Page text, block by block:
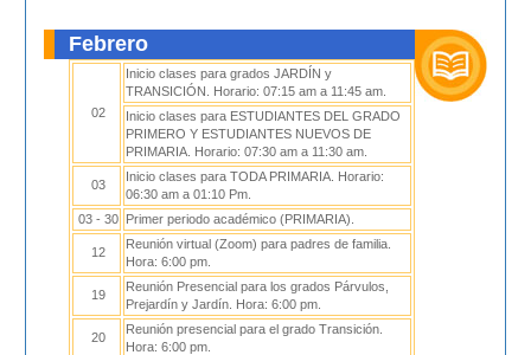
Febrero
02
Inicio clases para grados JARDÍN y
TRANSICIÓN. Horario: 07:15 am a 11:45 am.
Inicio clases para ESTUDIANTES DEL GRADO
PRIMERO Y ESTUDIANTES NUEVOS DE
PRIMARIA. Horario: 07:30 am a 11:30 am.
03
Inicio clases para TODA PRIMARIA. Horario:
06:30 am a 01:10 Pm.
03 - 30 Primer periodo académico (PRIMARIA).
12
Reunión virtual (Zoom) para padres de familia.
Hora: 6:00 pm.
19
Reunión Presencial para los grados Párvulos,
Prejardín y Jardín. Hora: 6:00 pm.
20
Reunión presencial para el grado Transición.
Hora: 6:00 pm.